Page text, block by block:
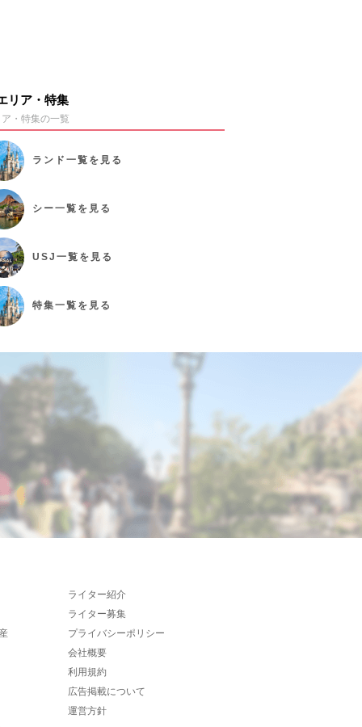
リア・特集
・特集の一覧
ランド 一覧を見る
シー一覧を見る
USJ 一覧を見る
特集一覧を見る
ライター紹介
ライター募集
プライバシーポリシー
会社概要
利用規約
広告掲載について
運営方針